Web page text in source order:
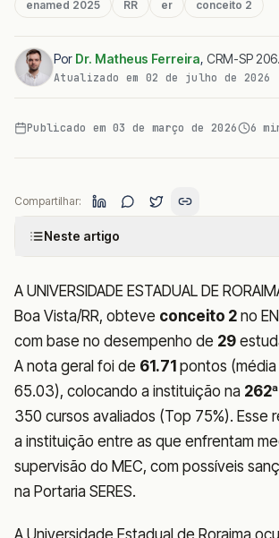
enamed 2025 RR er conceito 2
Por Dr. Matheus Ferreira, CRM-SP
Atualizado em 02 de julho de 2026
Publicado em 03 de março de 2026 6
Compartilhar:
Neste artigo
A UNIVERSIDADE ESTADUAL DE
Boa Vista/RR, obteve conceito 2 no
com base no desempenho de 29
A nota geral foi de 61.71 pontos (média
65.03), colocando a instituição na
350 cursos avaliados (Top 75%). Esse
a instituição entre as que enfrentam
supervisão do MEC, com possíveis
na Portaria SERES.
A Universidade Estadual de Roraima